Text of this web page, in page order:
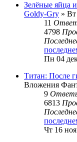
Зелёные яйца
Goldy-Gry »
11
4798
Пн 04
Титан: После
Вложения
9
6813
Чт 16